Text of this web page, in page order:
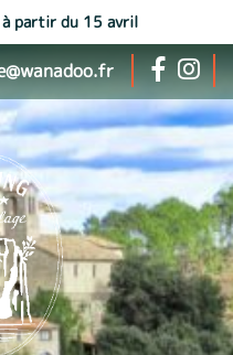
à partir du 15 avril